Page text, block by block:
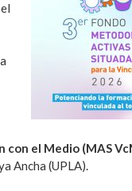
con el Medio (MAS
Ancha (UPLA).